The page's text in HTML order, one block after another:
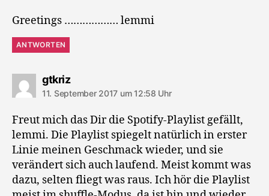
Greetings ……………… lemmi
ANTWORTEN
gtkrizsagt:
11. September 2017 um 12:58 Uhr
Freut mich das Dir die Spotify-Playlist gefällt,
lemmi. Die Playlist spiegelt natürlich in erster
Linie meinen Geschmack wieder, und sie
verändert sich auch laufend. Meist kommt was
dazu, selten fliegt was raus. Ich hör die Playlist